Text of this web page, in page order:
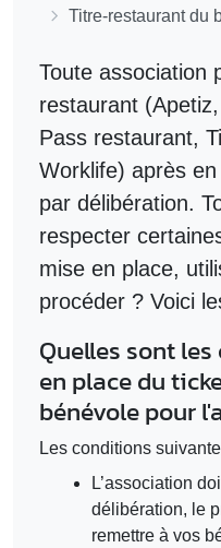
Titre-restaurant du
Toute association
restaurant
Pass restaurant,
Worklife) après
par délibération.
respecter
mise en place,
procéder ? Voici
Quelles sont
en place du
bénévole pour
Les conditions
L’association
délibération, le
remettre à vos